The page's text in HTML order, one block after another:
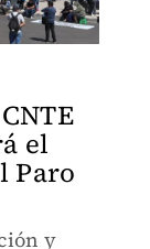
el
Paro
y